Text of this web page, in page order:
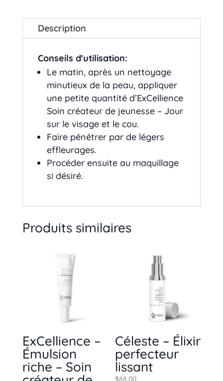
Description
Conseils d'utilisation:
Le matin, après un nettoyage
minutieux de la peau, appliquer
une petite quantité d’ExCellience
Soin créateur de jeunesse – Jour
sur le visage et le cou.
Faire pénétrer par de légers
effleurages.
Procéder ensuite au maquillage
si désiré.
Produits similaires
ExCellience –
Émulsion
riche – Soin
Céleste – Élixir
perfecteur
lissant